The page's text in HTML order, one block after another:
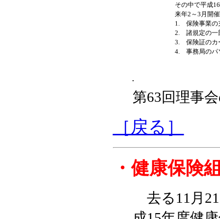
その中で平成
来年2～3月開
1. 保険事業の
2. 諸規定の一
3. 保険証のカ
4. 事務局のパ
第63回理事
［戻る］
・健康保険
去る11月